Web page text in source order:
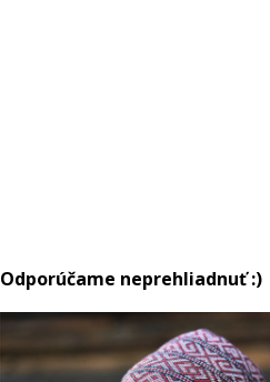
Odporúčame neprehliadnuť :)